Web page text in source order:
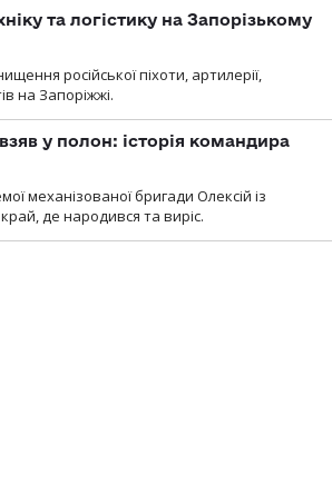
та логістику на Запорізькому
російської піхоти, артилерії,
на Запоріжжі.
у полон: історія командира
механізованої бригади Олексій із
де народився та виріс.